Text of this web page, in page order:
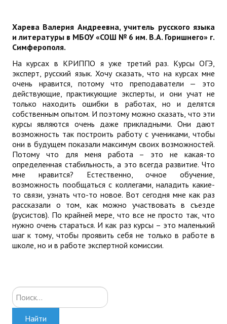
Харева Валерия Андреевна, учитель русского языка
и литературы в МБОУ «СОШ № 6 им. В.А. Горишнего» г.
Симферополя.
На курсах в КРИППО я уже третий раз. Курсы ОГЭ,
эксперт, русский язык. Хочу сказать, что на курсах мне
очень нравится, потому что преподаватели — это
действующие, практикующие эксперты, и они учат не
только находить ошибки в работах, но и делятся
собственным опытом. И поэтому можно сказать, что эти
курсы являются очень даже прикладными. Они дают
возможность так построить работу с учениками, чтобы
они в будущем показали максимум своих возможностей.
Потому что для меня работа – это не какая-то
определенная стабильность, а это всегда развитие. Что
мне нравится? Естественно, очное обучение,
возможность пообщаться с коллегами, наладить какие-
то связи, узнать что-то новое. Вот сегодня мне как раз
рассказали о том, как можно участвовать в съезде
(русистов). По крайней мере, что все не просто так, что
нужно очень стараться. И как раз курсы – это маленький
шаг к тому, чтобы проявить себя не только в работе в
школе, но и в работе экспертной комиссии.
Искать...
Найти